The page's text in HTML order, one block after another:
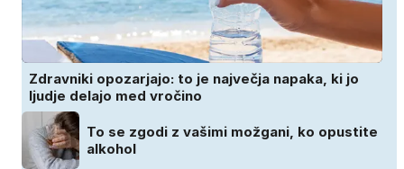
Zdravniki opozarjajo: to je največja napaka, ki jo
ljudje delajo med vročino
To se zgodi z vašimi možgani, ko opustite
alkohol